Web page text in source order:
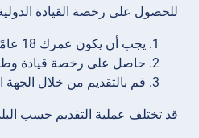
للحصول على رخصة القيادة
يجب أن يكون عمرك 18 عامًا على الأقل
حاصل على رخصة قيادة
قم بالتقديم من خلال
قد تختلف عملية التقديم حسب